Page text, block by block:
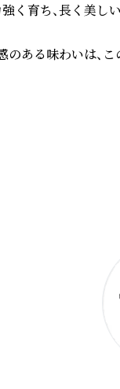
く育ち、長く美し
のある味わいは、